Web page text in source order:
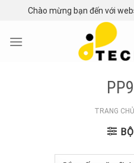
content
Chào mừng bạn đến với
TRANG CHỦ